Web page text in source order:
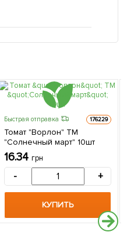
Быстрая отправка 176229
Томат "Ворлон" ТМ
"Солнечный март" 10шт
16.34 грн
- +
КУПИТЬ